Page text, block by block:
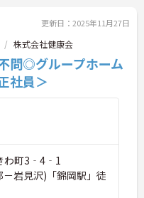
更新日：2025年11月27日
株式会社健康会
問◎グループホーム
社員＞
わ町3‐4‐1
－岩見沢)「錦岡駅」徒